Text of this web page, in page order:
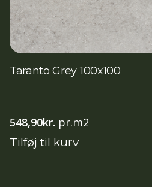
Taranto Grey 100x100
548,90kr. pr.m2
Tilføj til kurv